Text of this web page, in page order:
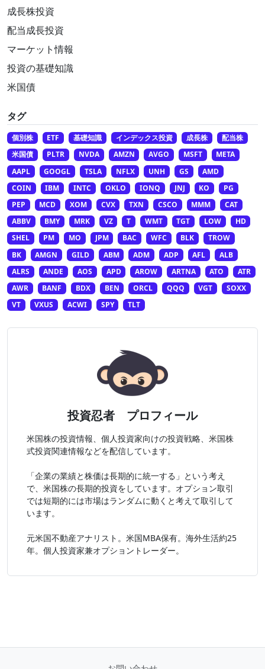
成長株投資
配当成長投資
マーケット情報
投資の基礎知識
米国債
タグ
個別株 ETF 基礎知識 インデックス投資 成長株
配当株
米国債
PLTR NVDA AMZN AVGO MSFT
META
AAPL
GOOGL TSLA NFLX UNH GS
AMD
COIN
IBM INTC OKLO IONQ JNJ KO
PG
PEP
MCD XOM CVX TXN CSCO MMM
CAT
ABBV
BMY MRK VZ T WMT TGT LOW
HD
SHEL
PM MO JPM BAC WFC BLK
TROW
BK
AMGN GILD ABM ADM ADP AFL
ALB
ALRS
ANDE AOS APD AROW ARTNA ATO
ATR
AWR
BANF BDX BEN ORCL QQQ VGT
SOXX
VT
VXUS ACWI SPY TLT
投資忍者 プロフィール
米国株の投資情報、個人投資家向けの投資戦略、米国株
式投資関連情報などを配信しています。
「企業の業績と株価は長期的に統一する」という考え
で、米国株の長期的投資をしています。オプション取引
では短期的には市場はランダムに動くと考えて取引して
います。
元米国不動産アナリスト。米国MBA保有。海外生活約25
年。個人投資家兼オプショントレーダー。